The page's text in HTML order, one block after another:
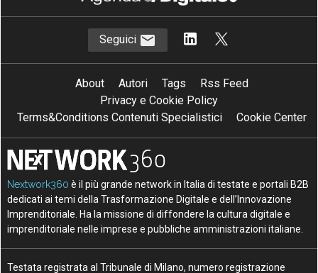
Seguici
About Autori Tags
Rss Feed
Privacy e Cookie Policy
Terms&Conditions Contenuti Specialistici
Cookie Center
Nextwork360 è il più grande network in Italia di testate e portali B2B
dedicati ai temi della Trasformazione Digitale e dell’Innovazione
Imprenditoriale. Ha la missione di diffondere la cultura digitale e
imprenditoriale nelle imprese e pubbliche amministrazioni italiane.
Testata registrata al Tribunale di Milano, numero registrazione